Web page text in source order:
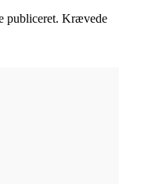
publiceret. Krævede